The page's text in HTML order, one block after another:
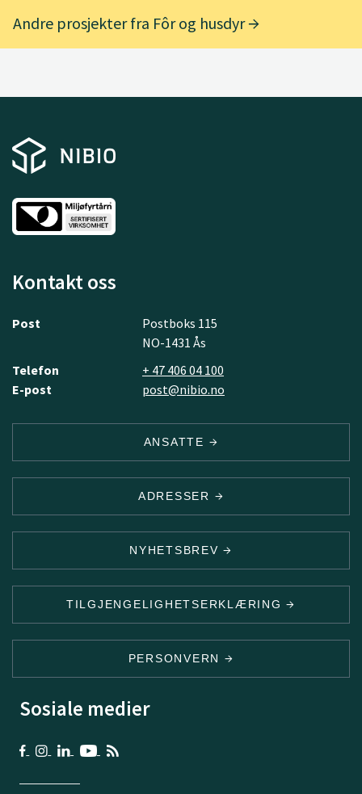
Andre prosjekter fra Fôr og husdyr
Kontakt oss
Post
Postboks 115
NO-1431 Ås
Telefon
+ 47 406 04 100
E-post
post@nibio.no
ANSATTE
ADRESSER
NYHETSBREV
TILGJENGELIGHETSERKLÆRING
PERSONVERN
Sosiale medier